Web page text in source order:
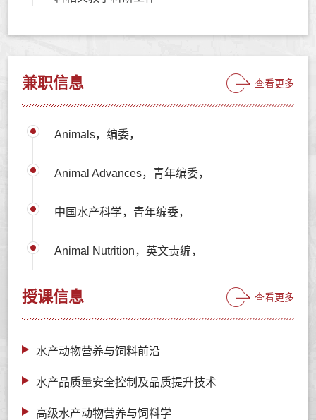
兼职信息 查看更多
Animals，编委，
Animal Advances，青年编委，
中国水产科学，青年编委，
Animal Nutrition，英文责编，
授课信息 查看更多
水产动物营养与饲料前沿
水产品质量安全控制及品质提升技术
高级水产动物营养与饲料学